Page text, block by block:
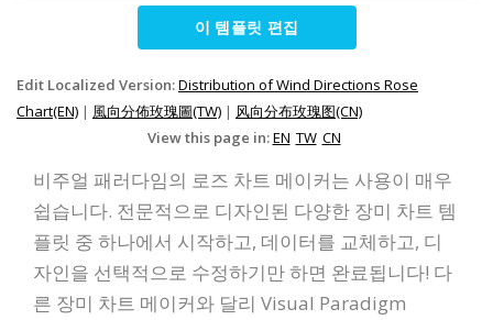
이 템플릿 편집
Edit Localized Version:Distribution of Wind Directions Rose
Chart(EN) | 風向分佈玫瑰圖(TW) | 风向分布玫瑰图(CN)
View this page in:EN TW CN
비주얼 패러다임의 로즈 차트 메이커는 사용이 매우
쉽습니다. 전문적으로 디자인된 다양한 장미 차트 템
플릿 중 하나에서 시작하고, 데이터를 교체하고, 디
자인을 선택적으로 수정하기만 하면 완료됩니다! 다
른 장미 차트 메이커와 달리 Visual Paradigm